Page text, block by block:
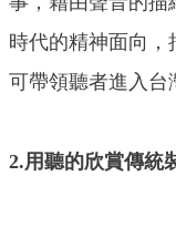
時代的精神面向，
可帶領聽者進入台
2.用聽的欣賞傳統